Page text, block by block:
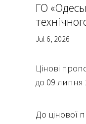
ГО
Jul 6, 2026
Цінові
до 09 липня
До цінової